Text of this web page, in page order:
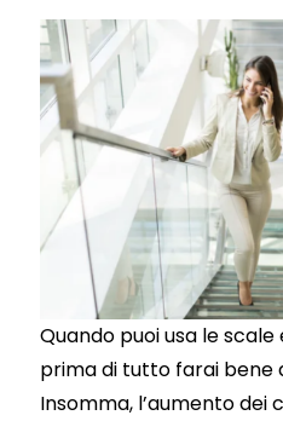
Quando puoi usa le scale
prima di tutto farai bene
Insomma, l’aumento dei